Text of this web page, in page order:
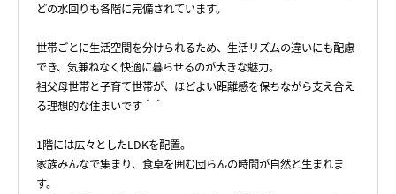
どの水回りも各階に完備されています。
世帯ごとに生活空間を分けられるため、生活リズムの違いにも配慮
でき、気兼ねなく快適に暮らせるのが大きな魅力。
祖父母世帯と子育て世帯が、ほどよい距離感を保ちながら支え合え
る理想的な住まいです＾＾
1階には広々としたLDKを配置。
家族みんなで集まり、食卓を囲む団らんの時間が自然と生まれま
す。